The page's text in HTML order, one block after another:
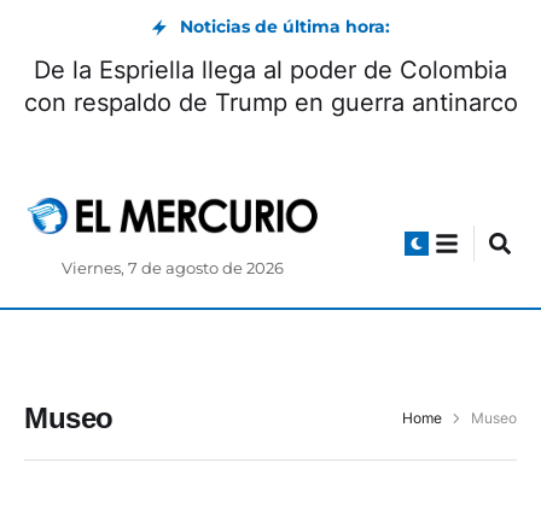
Noticias de última hora:
De la Espriella llega al poder de Colombia
con respaldo de Trump en guerra antinarco
Viernes, 7 de agosto de 2026
Museo Home Museo